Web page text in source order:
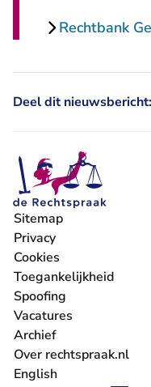
Rechtbank
Deel dit nieuwsbericht:
Sitemap
Privacy
Cookies
Toegankelijkheid
Spoofing
Vacatures
- U verlaat
Archief
Over rechtspraak.nl
English